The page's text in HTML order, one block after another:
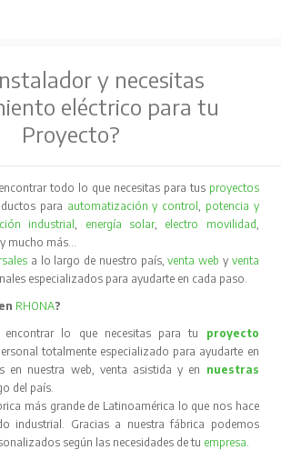
y necesitas
eléctrico para tu
Proyecto?
todo lo que necesitas para tus proyectos
para automatización y control, potencia y
industrial, energía solar, electro movilidad,
y mucho más…
a lo largo de nuestro país,venta web y venta
especializados para ayudarte en cada paso.
RHONA?
encontrar lo que necesitas para tu proyecto
totalmente especializado para ayudarte en
en nuestra web, venta asistida y en nuestras
del país.
más grande de Latinoamérica lo que nos hace
industrial. Gracias a nuestra fábrica podemos
según las necesidades de tu empresa.